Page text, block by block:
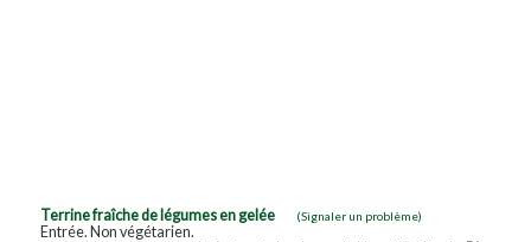
Terrine fraîche de légumes en gelée (Signaler un problème)
Entrée. Non végétarien.